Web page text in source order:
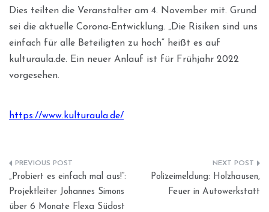
Dies teilten die Veranstalter am 4. November mit. Grund
sei die aktuelle Corona-Entwicklung. „Die Risiken sind uns
einfach für alle Beteiligten zu hoch“ heißt es auf
kulturaula.de. Ein neuer Anlauf ist für Frühjahr 2022
vorgesehen.
https://www.kulturaula.de/
Beitragsnavigation
„Probiert es einfach mal aus!“:
Projektleiter Johannes Simons
über 6 Monate Flexa Südost
Polizeimeldung: Holzhausen,
Feuer in Autowerkstatt